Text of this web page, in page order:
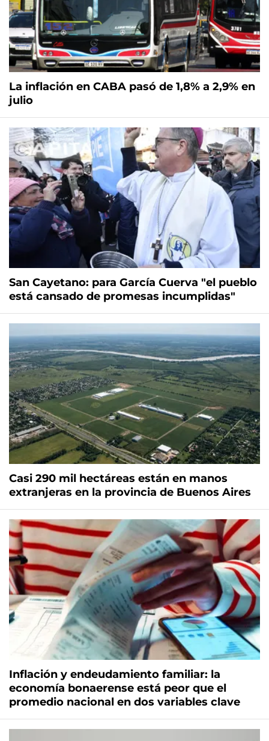
La inflación en CABA pasó de 1,8% a 2,9% en
julio
San Cayetano: para García Cuerva "el pueblo
está cansado de promesas incumplidas"
Casi 290 mil hectáreas están en manos
extranjeras en la provincia de Buenos Aires
Inflación y endeudamiento familiar: la
economía bonaerense está peor que el
promedio nacional en dos variables clave